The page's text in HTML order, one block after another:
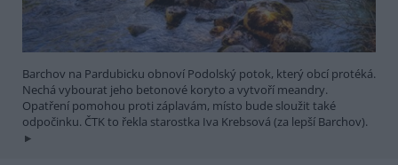
Barchov na Pardubicku obnoví Podolský potok, který obcí protéká.
Nechá vybourat jeho betonové koryto a vytvoří meandry.
Opatření pomohou proti záplavám, místo bude sloužit také
odpočinku. ČTK to řekla starostka Iva Krebsová (za lepší Barchov).